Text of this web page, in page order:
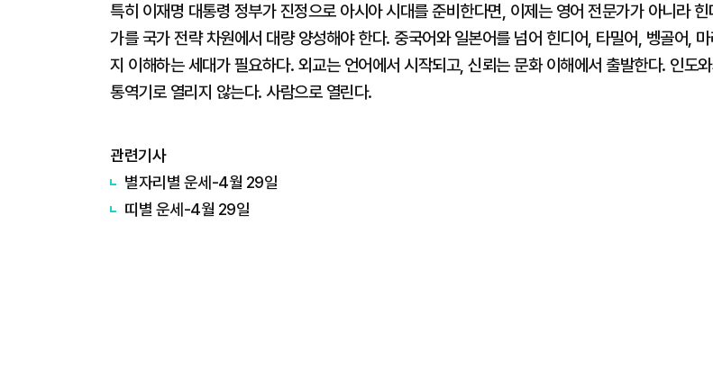
특히 이재명 대통령 정부가 진정으로 아시아 시대를 준비한다면, 이제는 영어 전문가가 아니라 힌
가를 국가 전략 차원에서 대량 양성해야 한다. 중국어와 일본어를 넘어 힌디어, 타밀어, 벵골어,
지 이해하는 세대가 필요하다. 외교는 언어에서 시작되고, 신뢰는 문화 이해에서 출발한다. 인도
통역기로 열리지 않는다. 사람으로 열린다.
관련기사
별자리별 운세-4월 29일
띠별 운세-4월 29일